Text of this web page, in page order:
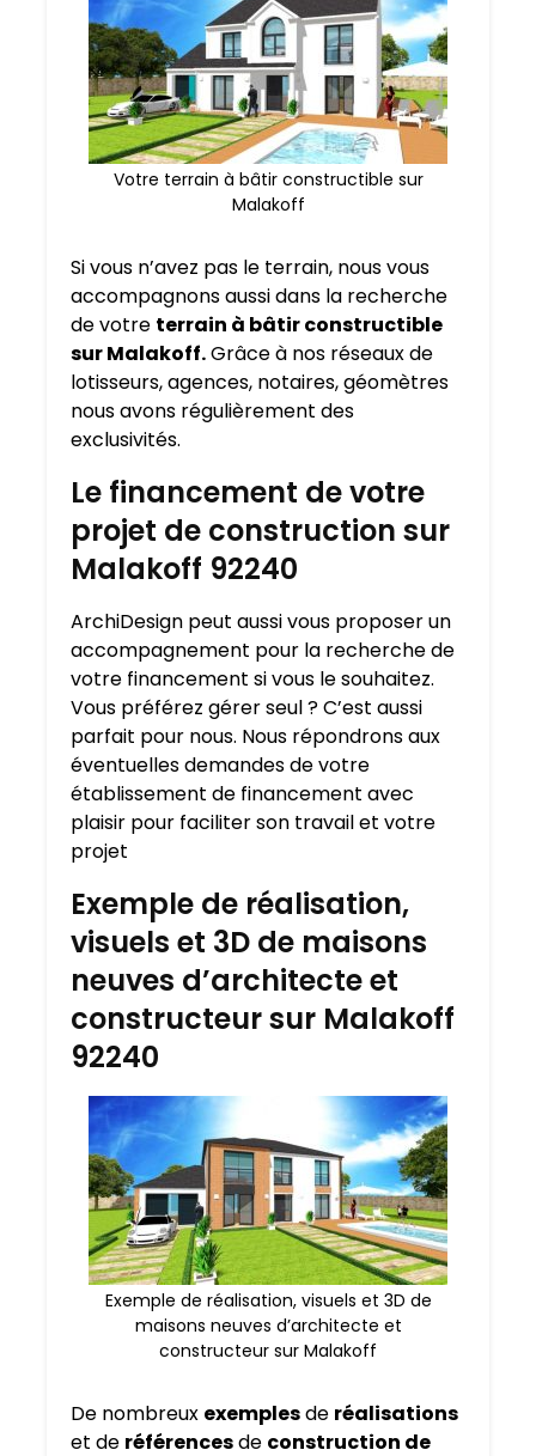
Votre terrain à bâtir constructible sur
Malakoff
Si vous n’avez pas le terrain, nous vous
accompagnons aussi dans la recherche
de votre terrain à bâtir constructible
sur Malakoff.Grâce à nos réseaux de
lotisseurs, agences, notaires, géomètres
nous avons régulièrement des
exclusivités.
Le financement de votre
projet de construction sur
Malakoff 92240
ArchiDesign peut aussi vous proposer un
accompagnement pour la recherche de
votre financement si vous le souhaitez.
Vous préférez gérer seul ? C’est aussi
parfait pour nous. Nous répondrons aux
éventuelles demandes de votre
établissement de financement avec
plaisir pour faciliter son travail et votre
projet
Exemple de réalisation,
visuels et 3D de maisons
neuves d’architecte et
constructeur sur Malakoff
92240
Exemple de réalisation, visuels et 3D de
maisons neuves d’architecte et
constructeur sur Malakoff
De nombreux exemplesde réalisations
et de référencesde construction de